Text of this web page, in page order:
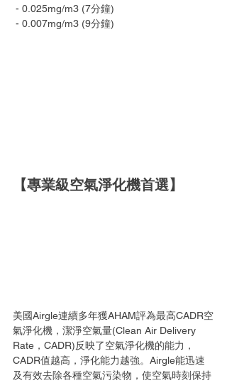
- 0.025mg/m3 (7分鐘)
- 0.007mg/m3 (9分鐘)
【專業級空氣淨化機首選】
美國Airgle連續多年獲AHAM評為最高CADR空
氣淨化機‎，潔淨空氣量(Clean Air Delivery
Rate，CADR)反映了空氣淨化機的能力，
CADR值越高，淨化能力越強。Airgle能迅速
及有效去除各種空氣污染物，使空氣時刻保持